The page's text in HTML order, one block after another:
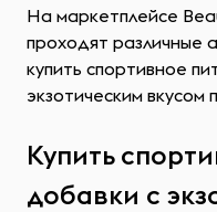
На маркетплейсе
проходят различные
купить спортивное
экзотическим
Купить
добавки с